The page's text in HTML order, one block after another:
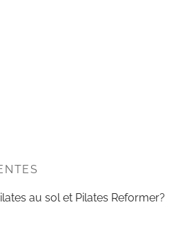
au sol et Pilates Reformer?